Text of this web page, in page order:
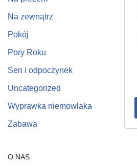
Na zewnątrz
Pokój
Pory Roku
Sen i odpoczynek
Uncategorized
Wyprawka niemowlaka
Zabawa
O NAS